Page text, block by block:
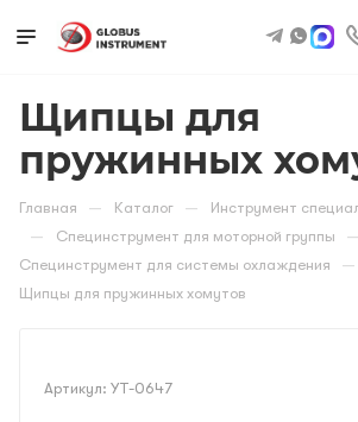
Щипцы для
пружинных
Главная — Каталог — Инструмент
— Специнструмент для моторной группы —
Специнструмент для системы охлаждения —
Щипцы для пружинных хомутов
Артикул: YT-0647